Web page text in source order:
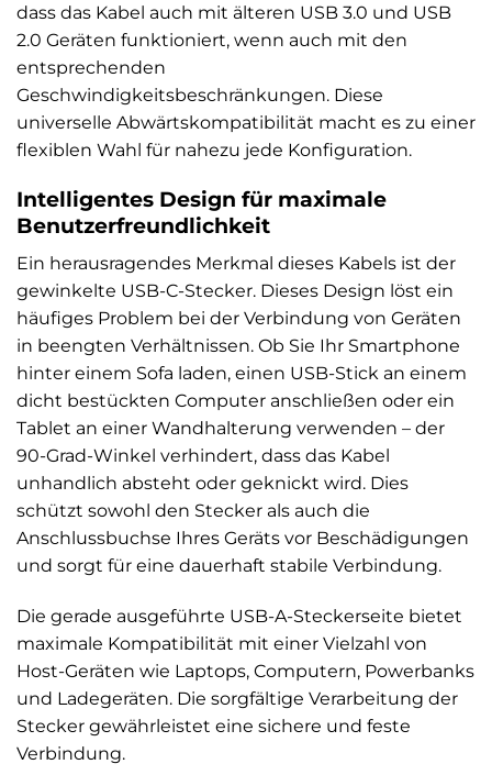
dass das Kabel auch mit älteren USB 3.0 und USB
2.0 Geräten funktioniert, wenn auch mit den
entsprechenden
Geschwindigkeitsbeschränkungen. Diese
universelle Abwärtskompatibilität macht es zu einer
flexiblen Wahl für nahezu jede Konfiguration.
Intelligentes Design für maximale
Benutzerfreundlichkeit
Ein herausragendes Merkmal dieses Kabels ist der
gewinkelte USB-C-Stecker. Dieses Design löst ein
häufiges Problem bei der Verbindung von Geräten
in beengten Verhältnissen. Ob Sie Ihr Smartphone
hinter einem Sofa laden, einen USB-Stick an einem
dicht bestückten Computer anschließen oder ein
Tablet an einer Wandhalterung verwenden – der
90-Grad-Winkel verhindert, dass das Kabel
unhandlich absteht oder geknickt wird. Dies
schützt sowohl den Stecker als auch die
Anschlussbuchse Ihres Geräts vor Beschädigungen
und sorgt für eine dauerhaft stabile Verbindung.
Die gerade ausgeführte USB-A-Steckerseite bietet
maximale Kompatibilität mit einer Vielzahl von
Host-Geräten wie Laptops, Computern, Powerbanks
und Ladegeräten. Die sorgfältige Verarbeitung der
Stecker gewährleistet eine sichere und feste
Verbindung.